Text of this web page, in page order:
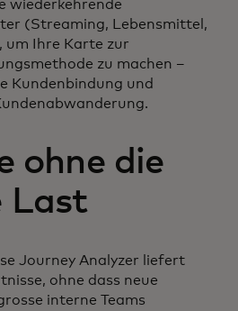
wiederkehrende
(Streaming, Lebensmittel,
um Ihre Karte zur
zu machen –
Kundenbindung und
ohne die
Last
Journey Analyzer liefert
ohne dass neue
interne Teams